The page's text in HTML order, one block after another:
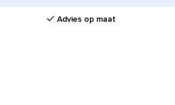
Advies op maat